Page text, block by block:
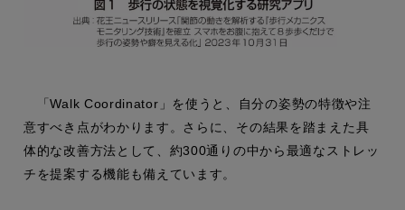
「Walk Coordinator」を使うと、自分の姿勢の特徴や注
意すべき点がわかります。さらに、その結果を踏まえた具
体的な改善方法として、約300通りの中から最適なストレッ
チを提案する機能も備えています。